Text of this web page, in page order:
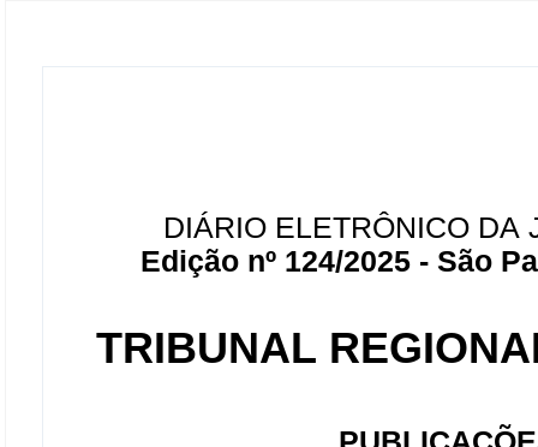
DIÁRIO ELETRÔNICO DA
Edição nº 124/2025 - São
TRIBUNAL